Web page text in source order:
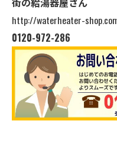
http://waterheater-
0120-972-286